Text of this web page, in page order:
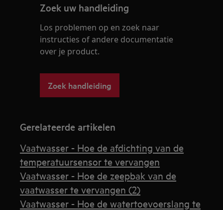
Zoek uw handleiding
Los problemen op en zoek naar
instructies of andere documentatie
over je product.
Zoek handleiding
Gerelateerde artikelen
Vaatwasser - Hoe de afdichting van de
temperatuursensor te vervangen
Vaatwasser - Hoe de zeepbak van de
vaatwasser te vervangen (2)
Vaatwasser - Hoe de watertoevoerslang te